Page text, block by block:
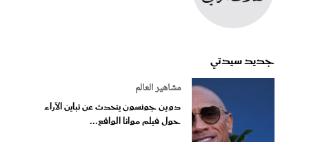
جديد سيدتي
مشاهير العالم
دوين جونسون يتحدث عن تباين الآراء
حول فيلم موانا الواقع...